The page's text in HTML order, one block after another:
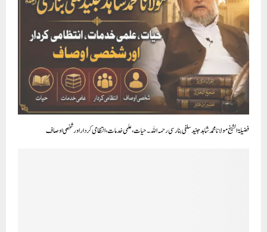
فضیلۃ الشیخ مولانا محمد شاہد جنید سلفی بنارسی رحمہ اللہ۔ حیات، علمی خدمات، انتظامی کردار اور شخصی اوصاف